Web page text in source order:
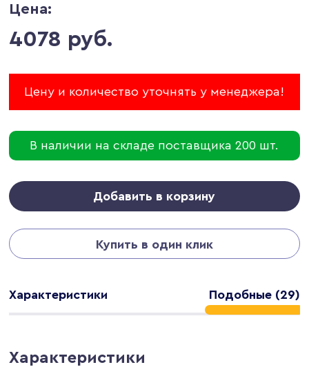
Цена:
4078 руб.
Цену и количество уточнять у менеджера!
В наличии на складе поставщика 200 шт.
Добавить в корзину
Купить в один клик
Характеристики Подобные (29)
Характеристики